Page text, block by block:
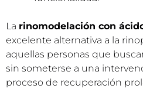
funcionalidad.
Larinomodelación con
excelente alternativa a la
aquellas personas que